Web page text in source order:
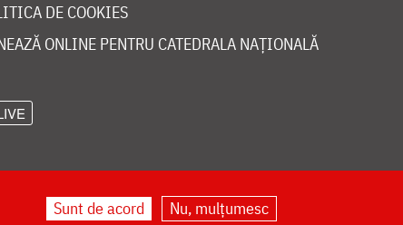
DE COOKIES
ONLINE PENTRU CATEDRALA NAȚIONALĂ
Sunt de acord Nu, mulțumesc